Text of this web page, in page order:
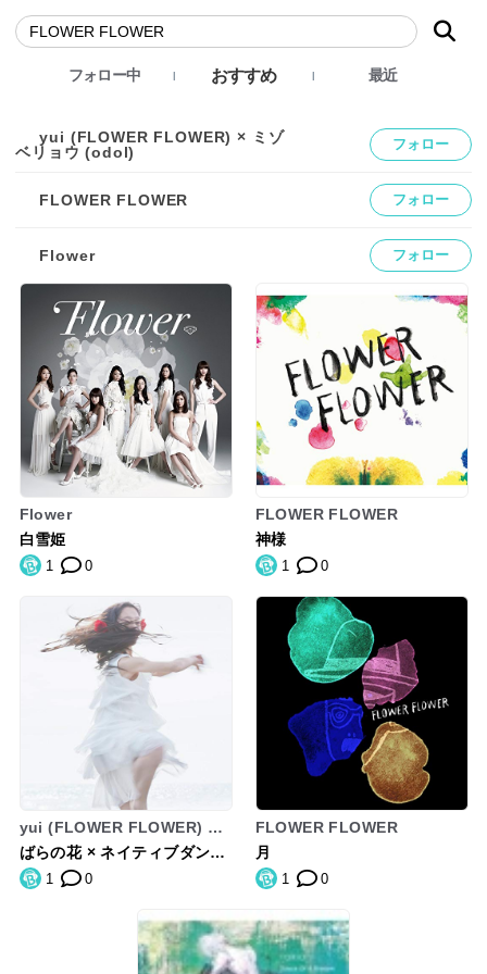
フォロー中 おすすめ 最近
yui (FLOWER FLOWER) × ミゾ
ベリョウ (odol)
フォロー
FLOWER FLOWER フォロー
Flower フォロー
Flower
白雪姫
1 0
FLOWER FLOWER
神様
1 0
yui (FLOWER FLOWER) ×
ミゾベリョウ (odol)
ばらの花 × ネイティブダンサ
ー
1 0
FLOWER FLOWER
月
1 0